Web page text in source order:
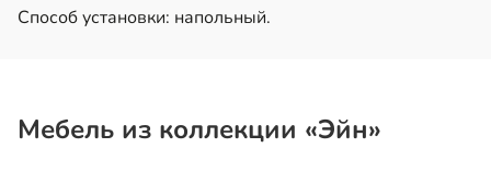
Способ установки: напольный.
Мебель из коллекции «Эйн»